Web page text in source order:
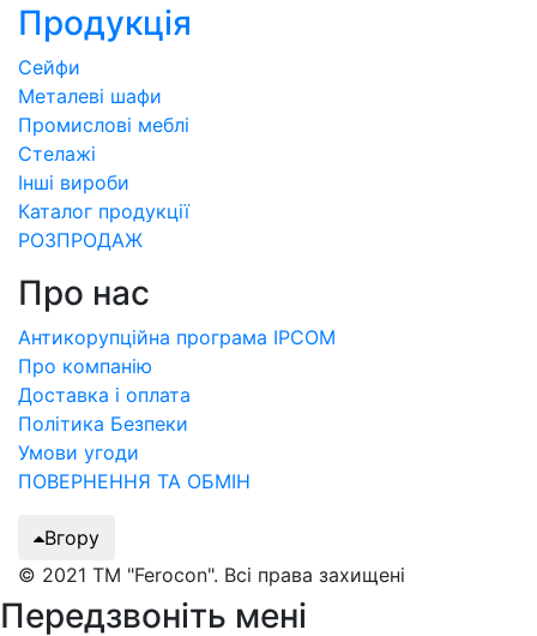
Продукція
Сейфи
Металеві шафи
Промислові меблі
Стелажі
Інші вироби
Каталог продукції
РОЗПРОДАЖ
Про нас
Антикорупційна програма IPCOM
Про компанію
Доставка і оплата
Політика Безпеки
Умови угоди
ПОВЕРНЕННЯ ТА ОБМІН
Вгору
© 2021 ТМ "Ferocon". Всі права захищені
Передзвоніть мені